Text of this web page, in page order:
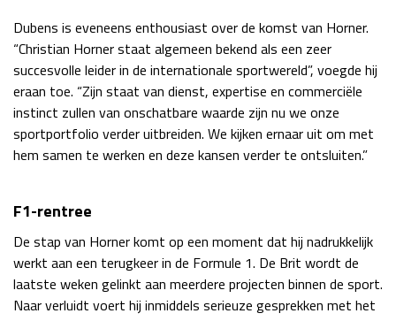
Race
zo 17:00 - 19:00
Dubens is eveneens enthousiast over de komst van Horner.
“Christian Horner staat algemeen bekend als een zeer
succesvolle leider in de internationale sportwereld”, voegde hij
eraan toe. “Zijn staat van dienst, expertise en commerciële
instinct zullen van onschatbare waarde zijn nu we onze
sportportfolio verder uitbreiden. We kijken ernaar uit om met
hem samen te werken en deze kansen verder te ontsluiten.”
F1-rentree
De stap van Horner komt op een moment dat hij nadrukkelijk
werkt aan een terugkeer in de Formule 1. De Brit wordt de
laatste weken gelinkt aan meerdere projecten binnen de sport.
Naar verluidt voert hij inmiddels serieuze gesprekken met het